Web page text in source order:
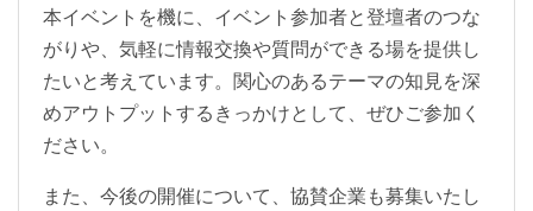
本イベントを機に、イベント参加者と登壇者のつな
がりや、気軽に情報交換や質問ができる場を提供し
たいと考えています。関心のあるテーマの知見を深
めアウトプットするきっかけとして、ぜひご参加く
ださい。
また、今後の開催について、協賛企業も募集いたし